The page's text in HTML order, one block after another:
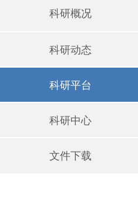
科研概况
科研动态
科研平台
科研中心
文件下载